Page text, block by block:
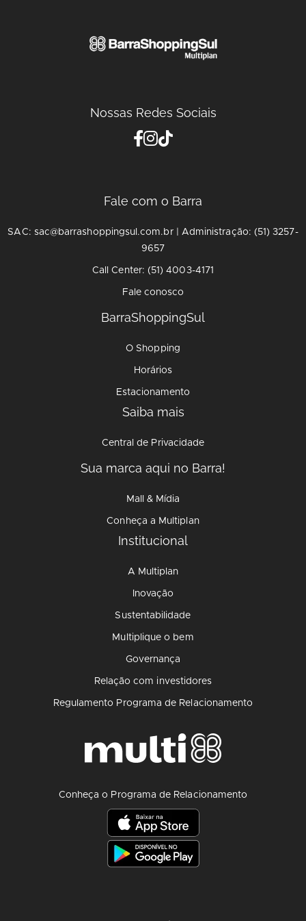
Nossas Redes Sociais
Fale com o Barra
SAC: sac@barrashoppingsul.com.br | Administração: (51) 3257-
9657
Call Center: (51) 4003-4171
Fale conosco
BarraShoppingSul
O Shopping
Horários
Estacionamento
Saiba mais
Central de Privacidade
Sua marca aqui no Barra!
Mall & Mídia
Conheça a Multiplan
Institucional
A Multiplan
Inovação
Sustentabilidade
Multiplique o bem
Governança
Relação com investidores
Regulamento Programa de Relacionamento
Conheça o Programa de Relacionamento